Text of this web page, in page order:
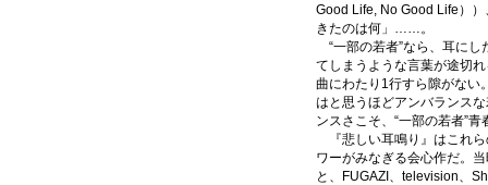
Good Life, No Good Life）
きたのは何」……。
“一部の若者”なら、耳にし
てしまうような言葉が途切
曲にわたり1行すら隙がない
はと思うほどアンバランス
ンスさこそ、“一部の若者”
『悲しい耳鳴り』はこれ
ワーがみなぎる会心作だ。
と、FUGAZI、television、